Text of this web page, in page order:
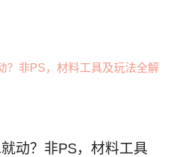
动？非PS，材料工具